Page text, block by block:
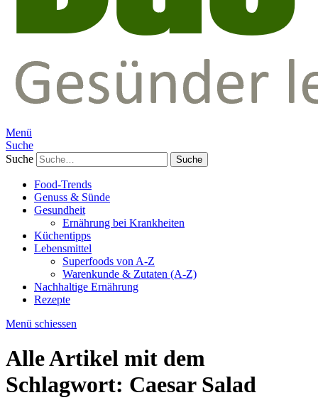
Menü
Suche
Suche
Food-Trends
Genuss & Sünde
Gesundheit
Ernährung bei Krankheiten
Küchentipps
Lebensmittel
Superfoods von A-Z
Warenkunde & Zutaten (A-Z)
Nachhaltige Ernährung
Rezepte
Menü schiessen
Alle Artikel mit dem
Schlagwort: Caesar Salad